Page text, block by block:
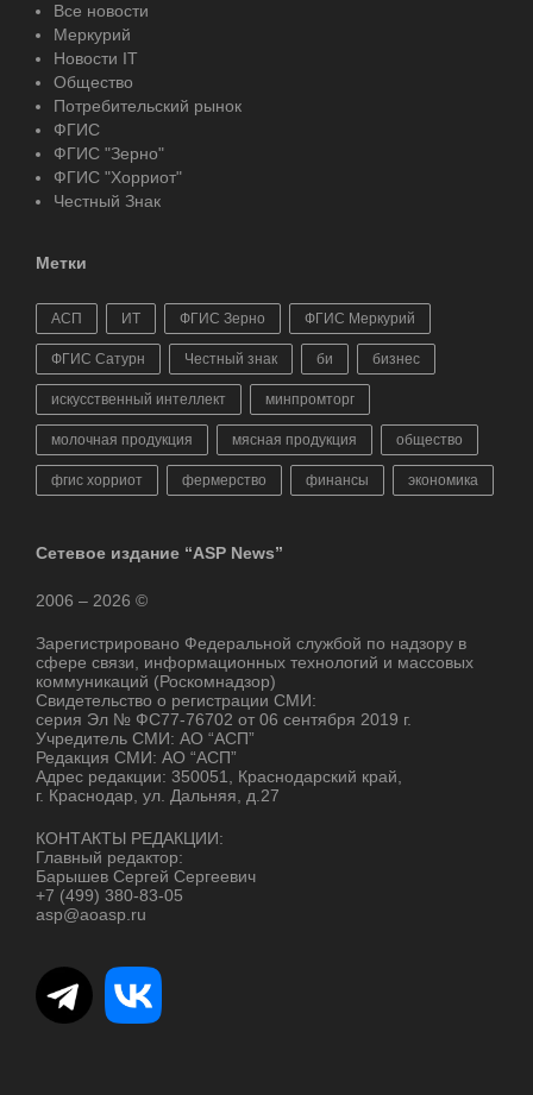
Все новости
Меркурий
Новости IT
Общество
Потребительский рынок
ФГИС
ФГИС "Зерно"
ФГИС "Хорриот"
Честный Знак
Метки
АСП ИТ ФГИС Зерно ФГИС Меркурий
ФГИС Сатурн Честный знак би бизнес
искусственный интеллект минпромторг
молочная продукция мясная продукция общество
фгис хорриот фермерство финансы экономика
Сетевое издание “ASP News”
2006 – 2026 ©
Зарегистрировано Федеральной службой по надзору в
сфере связи, информационных технологий и массовых
коммуникаций (Роскомнадзор)
Свидетельство о регистрации СМИ:
серия Эл № ФС77-76702 от 06 сентября 2019 г.
Учредитель СМИ: АО “АСП”
Редакция СМИ: АО “АСП”
Адрес редакции: 350051, Краснодарский край,
г. Краснодар, ул. Дальняя, д.27
КОНТАКТЫ РЕДАКЦИИ:
Главный редактор:
Барышев Сергей Сергеевич
+7 (499) 380-83-05
asp@aoasp.ru